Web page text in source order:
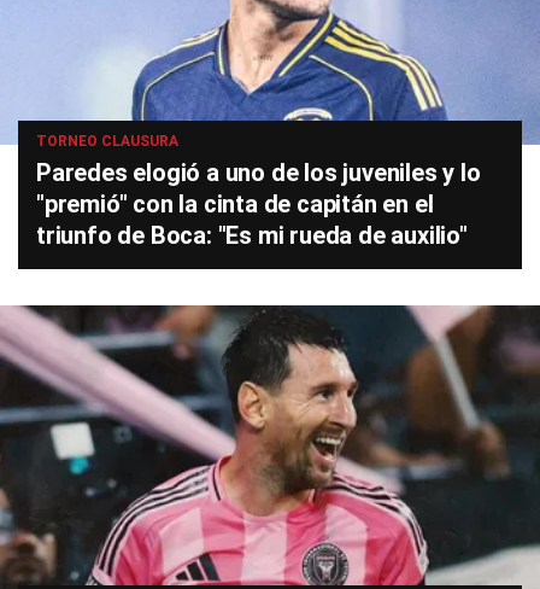
TORNEO CLAUSURA
Paredes elogió a uno de los juveniles y lo
"premió" con la cinta de capitán en el
triunfo de Boca: "Es mi rueda de auxilio"